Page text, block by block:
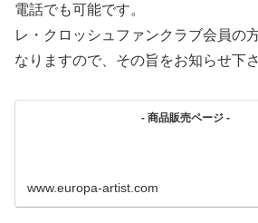
電話でも可能です。
レ・クロッシュファンクラブ会員の
なりますので、その旨をお知らせ下さ
- 商品販売ページ -
www.europa-artist.com